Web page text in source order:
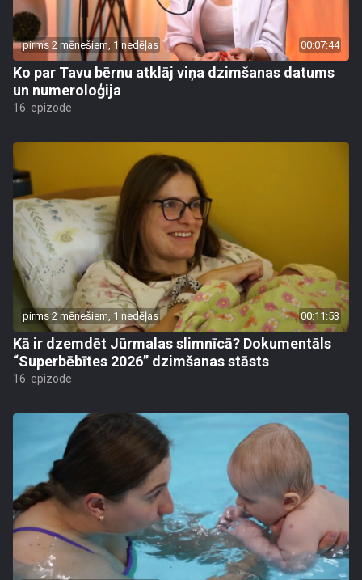
pirms 2 mēnešiem, 1 nedēļas 00:07:44
Ko par Tavu bērnu atklāj viņa dzimšanas datums
un numeroloģija
16. epizode
pirms 2 mēnešiem, 1 nedēļas 00:11:53
Kā ir dzemdēt Jūrmalas slimnīcā? Dokumentāls
“Superbēbītes 2026” dzimšanas stāsts
16. epizode